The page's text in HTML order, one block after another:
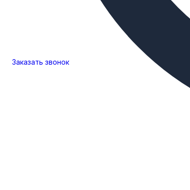
Заказать звонок